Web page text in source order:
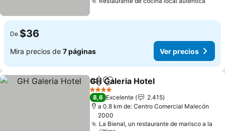
De $36
Mira precios de 7 páginas Ver precios
CompartirAgregar a favoritos
GH Galeria Hotel
4 Estrellas
8,6 Excelente
2.415
a 0.8 km de: Centro Comercial Malecón
2000
La Bienal, un restaurante de marisco a la